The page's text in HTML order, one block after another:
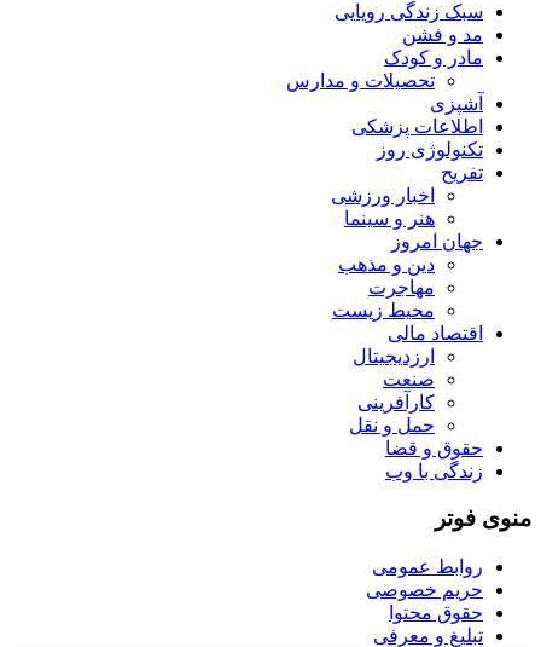
سبک زندگی رویایی
مد و فشن
مادر و کودک
تحصیلات و مدارس
آشپزی
اطلاعات پزشکی
تکنولوژی روز
تفریح
اخبار ورزشی
هنر و سینما
جهان امروز
دین و مذهب
مهاجرت
محیط زیست
اقتصاد مالی
ارزدیجیتال
صنعت
کارآفرینی
حمل و نقل
حقوق و قضا
زندگی با وب
منوی فوتر
روابط عمومی
حریم خصوصی
حقوق محتوا
تبلیغ و معرفی